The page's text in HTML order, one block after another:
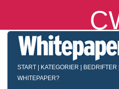
START KATEGORIER BEDRIFTER
WHITEPAPER?